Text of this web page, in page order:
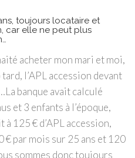
toujours locataire et
car elle ne peut plus
acheter mon mari et moi,
l’APL accession devant
banque avait calculé
et 3 enfants à l’époque,
125 € d’APL accession,
€ par mois sur 25 ans et 120
sommes donc toujours